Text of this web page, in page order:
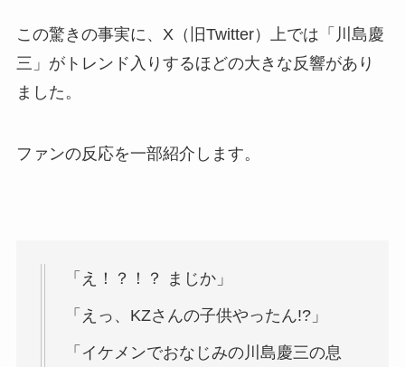
この驚きの事実に、X（旧Twitter）上では「川島慶
三」がトレンド入りするほどの大きな反響があり
ました。
ファンの反応を一部紹介します。
「え！？！？ まじか」
「えっ、KZさんの子供やったん!?」
「イケメンでおなじみの川島慶三の息